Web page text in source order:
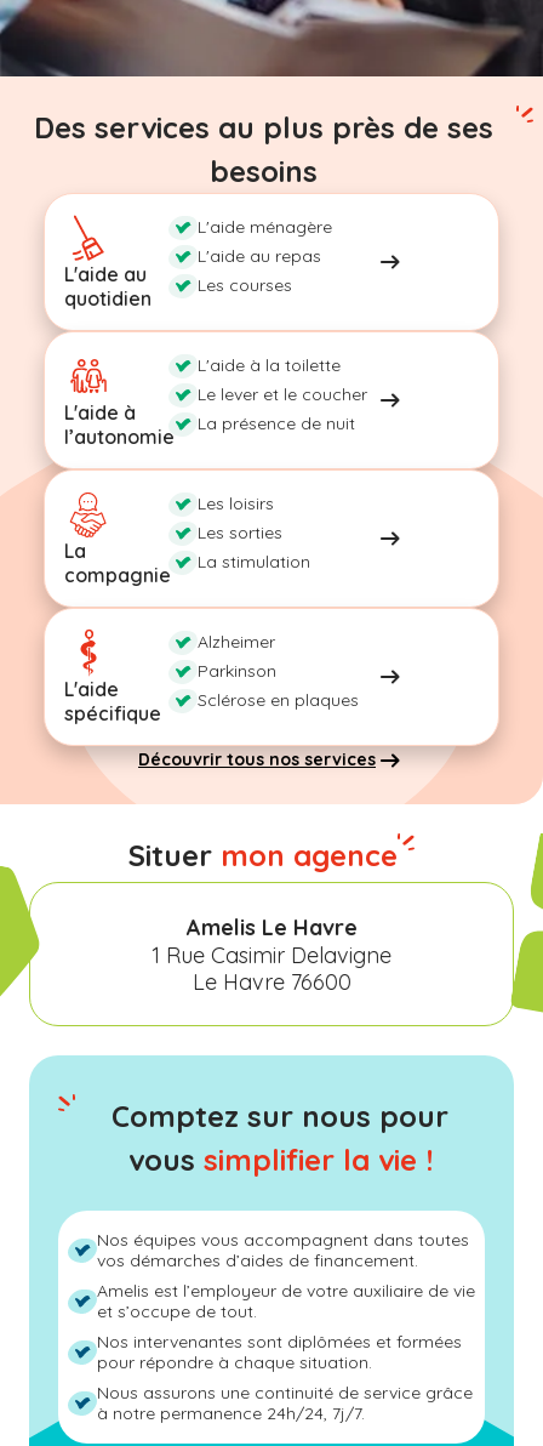
Des services au plus près de ses
besoins
L'aide au
quotidien
L'aide ménagère
L'aide au repas
Les courses
L'aide à
l’autonomie
L'aide à la toilette
Le lever et le coucher
La présence de nuit
La
compagnie
Les loisirs
Les sorties
La stimulation
L'aide
spécifique
Alzheimer
Parkinson
Sclérose en plaques
Découvrir tous nos services
Situer mon agence
Amelis Le Havre
1 Rue Casimir Delavigne
Le Havre 76600
Comptez sur nous pour
vous simplifier la vie !
Nos équipes vous accompagnent dans toutes
vos démarches d’aides de financement.
Amelis est l’employeur de votre auxiliaire de vie
et s’occupe de tout.
Nos intervenantes sont diplômées et formées
pour répondre à chaque situation.
Nous assurons une continuité de service grâce
à notre permanence 24h/24, 7j/7.